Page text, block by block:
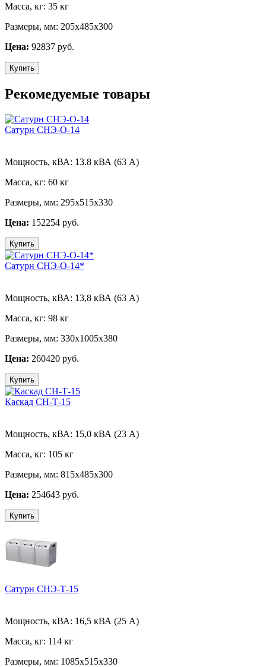
Масса, кг: 35 кг
Размеры, мм: 205х485х300
Цена: 92837 руб.
Купить
Рекомедуемые товары
Сатурн СНЭ-О-14
Мощность, кВА: 13.8 кВА (63 А)
Масса, кг: 60 кг
Размеры, мм: 295х515х330
Цена: 152254 руб.
Купить
Сатурн СНЭ-О-14*
Мощность, кВА: 13,8 кВА (63 А)
Масса, кг: 98 кг
Размеры, мм: 330х1005х380
Цена: 260420 руб.
Купить
Каскад СН-Т-15
Мощность, кВА: 15,0 кВА (23 А)
Масса, кг: 105 кг
Размеры, мм: 815х485х300
Цена: 254643 руб.
Купить
Сатурн СНЭ-Т-15
Мощность, кВА: 16,5 кВА (25 А)
Масса, кг: 114 кг
Размеры, мм: 1085х515х330